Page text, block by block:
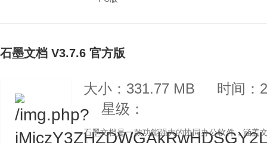
石墨文档 V3.7.6 官方版
大小：331.77 MB
时间：
星级：
石墨文档是一款功能强大的协同办公软件，涵盖